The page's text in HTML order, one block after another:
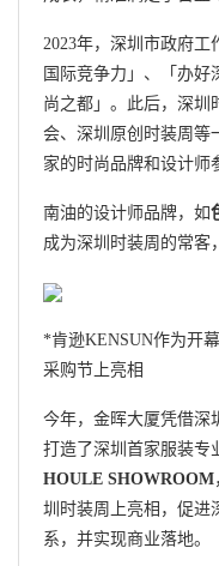
2023年，深圳市政府
国际竞争力」、「办
尚之都」。此后，深圳
会、深圳原创时装周等
家的时尚品牌和设计师
南油的设计师品牌，如
成为深圳时装周的常客
*肯逊KENSUN作为开
采购节上亮相
今年，金晖大厦凭借深
打造了深圳首家服装
HOULE SHOWROOM
圳时装周上亮相，促进
系，并实现商业落地。